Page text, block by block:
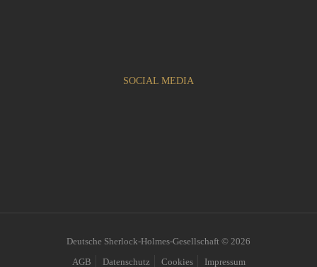
SOCIAL MEDIA
Deutsche Sherlock-Holmes-Gesellschaft © 2026
AGB
Datenschutz Cookies Impressum